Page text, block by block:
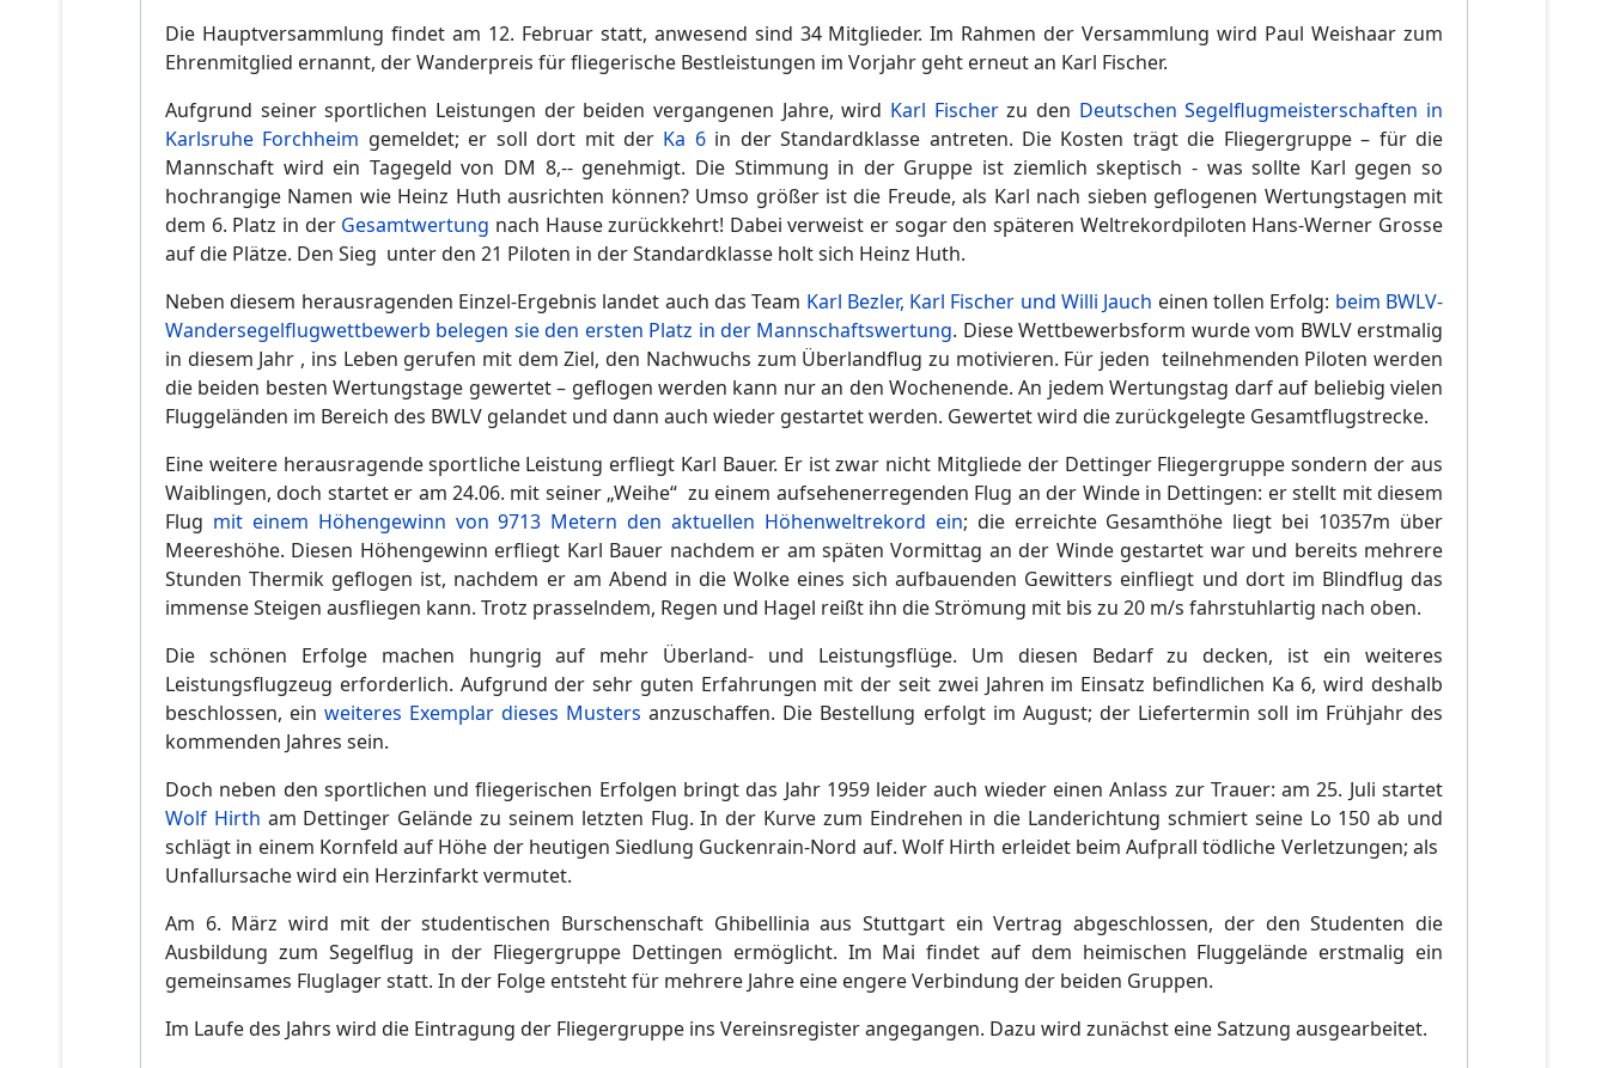
Die Hauptversammlung findet am 12. Februar statt, anwesend sind 34 Mitglieder. Im Rahmen der Versammlung wird Paul Weishaar zum
Ehrenmitglied ernannt, der Wanderpreis für fliegerische Bestleistungen im Vorjahr geht erneut an Karl Fischer.
Aufgrund seiner sportlichen Leistungen der beiden vergangenen Jahre, wird Karl Fischerzu den Deutschen Segelflugmeisterschaften in
Karlsruhe Forchheim gemeldet; er soll dort mit der Ka 6in der Standardklasse antreten. Die Kosten trägt die Fliegergruppe – für die
Mannschaft wird ein Tagegeld von DM 8,-- genehmigt. Die Stimmung in der Gruppe ist ziemlich skeptisch - was sollte Karl gegen so
hochrangige Namen wie Heinz Huth ausrichten können? Umso größer ist die Freude, als Karl nach sieben geflogenen Wertungstagen mit
dem 6. Platz in der Gesamtwertung nach Hause zurückkehrt! Dabei verweist er sogar den späteren Weltrekordpiloten Hans-Werner Grosse
auf die Plätze. Den Sieg unter den 21 Piloten in der Standardklasse holt sich Heinz Huth.
Neben diesem herausragenden Einzel-Ergebnis landet auch das Team Karl Bezler, Karl Fischer und Willi Jauch einen tollen Erfolg: beim BWLV-
Wandersegelflugwettbewerb belegen sie den ersten Platz in der Mannschaftswertung. Diese Wettbewerbsform wurde vom BWLV erstmalig
in diesem Jahr , ins Leben gerufen mit dem Ziel, den Nachwuchs zum Überlandflug zu motivieren. Für jeden teilnehmenden Piloten werden
die beiden besten Wertungstage gewertet – geflogen werden kann nur an den Wochenende. An jedem Wertungstag darf auf beliebig vielen
Fluggeländen im Bereich des BWLV gelandet und dann auch wieder gestartet werden. Gewertet wird die zurückgelegte Gesamtflugstrecke.
Eine weitere herausragende sportliche Leistung erfliegt Karl Bauer. Er ist zwar nicht Mitgliede der Dettinger Fliegergruppe sondern der aus
Waiblingen, doch startet er am 24.06. mit seiner „Weihe“ zu einem aufsehenerregenden Flug an der Winde in Dettingen: er stellt mit diesem
Flug mit einem Höhengewinn von 9713 Metern den aktuellen Höhenweltrekord ein; die erreichte Gesamthöhe liegt bei 10357m über
Meereshöhe. Diesen Höhengewinn erfliegt Karl Bauer nachdem er am späten Vormittag an der Winde gestartet war und bereits mehrere
Stunden Thermik geflogen ist, nachdem er am Abend in die Wolke eines sich aufbauenden Gewitters einfliegt und dort im Blindflug das
immense Steigen ausfliegen kann. Trotz prasselndem, Regen und Hagel reißt ihn die Strömung mit bis zu 20 m/s fahrstuhlartig nach oben.
Die schönen Erfolge machen hungrig auf mehr Überland- und Leistungsflüge. Um diesen Bedarf zu decken, ist ein weiteres
Leistungsflugzeug erforderlich. Aufgrund der sehr guten Erfahrungen mit der seit zwei Jahren im Einsatz befindlichen Ka 6, wird deshalb
beschlossen, einweiteres Exemplar dieses Musters anzuschaffen. Die Bestellung erfolgt im August; der Liefertermin soll im Frühjahr des
kommenden Jahres sein.
Doch neben den sportlichen und fliegerischen Erfolgen bringt das Jahr 1959 leider auch wieder einen Anlass zur Trauer: am 25. Juli startet
Wolf Hirth am Dettinger Gelände zu seinem letzten Flug. In der Kurve zum Eindrehen in die Landerichtung schmiert seine Lo 150 ab und
schlägt in einem Kornfeld auf Höhe der heutigen Siedlung Guckenrain-Nord auf. Wolf Hirth erleidet beim Aufprall tödliche Verletzungen; als
Unfallursache wird ein Herzinfarkt vermutet.
Am 6. März wird mit der studentischen Burschenschaft Ghibellinia aus Stuttgart ein Vertrag abgeschlossen, der den Studenten die
Ausbildung zum Segelflug in der Fliegergruppe Dettingen ermöglicht. Im Mai findet auf dem heimischen Fluggelände erstmalig ein
gemeinsames Fluglager statt. In der Folge entsteht für mehrere Jahre eine engere Verbindung der beiden Gruppen.
Im Laufe des Jahrs wird die Eintragung der Fliegergruppe ins Vereinsregister angegangen. Dazu wird zunächst eine Satzung ausgearbeitet.